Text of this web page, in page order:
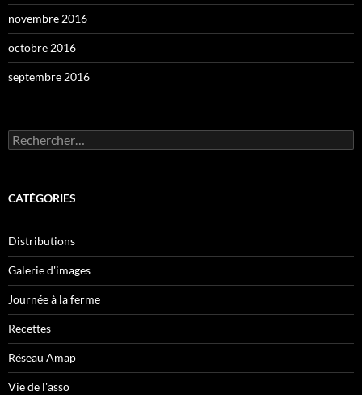
novembre 2016
octobre 2016
septembre 2016
Rechercher :
CATÉGORIES
Distributions
Galerie d'images
Journée à la ferme
Recettes
Réseau Amap
Vie de l'asso